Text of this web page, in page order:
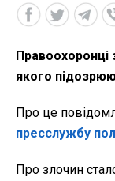
Правоохоронці
якого
Про це
пресслужбу
Про злочин